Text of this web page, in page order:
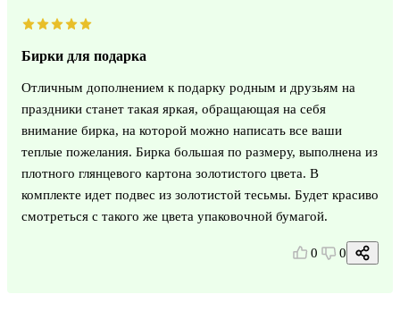
Бирки для подарка
Отличным дополнением к подарку родным и друзьям на
праздники станет такая яркая, обращающая на себя
внимание бирка, на которой можно написать все ваши
теплые пожелания. Бирка большая по размеру, выполнена из
плотного глянцевого картона золотистого цвета. В
комплекте идет подвес из золотистой тесьмы. Будет красиво
смотреться с такого же цвета упаковочной бумагой.
0 0